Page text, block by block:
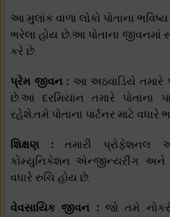
આ મુલાંક વાળા લોકો પોતાના
ભરેલા હોય છે.આ પોતાના જીવનમાં
કરે છે.
પ્રેમ જીવન : આ અઠવાડિયે તમારે
છે.આ દરમિયાન તમારે પોતાના
રહેશે.તમે પોતાના પાર્ટનર માટે વધારે
શિક્ષણ :તમારી
કોમ્યુનિકેશન એન્જીન્યરીંગ અને
વધારે રુચિ હોય છે.
વેવસાયિક જીવન : જો તમે